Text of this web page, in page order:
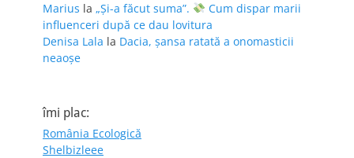
Marius la „Și-a făcut suma”.
Cum dispar marii
influenceri după ce dau lovitura
Denisa Lala la Dacia, șansa ratată a onomasticii
neaoșe
îmi plac:
România Ecologică
Shelbizleee